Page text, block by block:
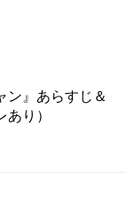
ン』あらすじ＆
り）